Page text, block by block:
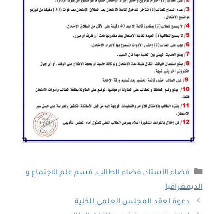
التصنيفات
فضاء الأستاذ,فضاء الطالب,قسم علم الاجتماع و
الديمغرافيا
دعوة لعقد المجلس العلمي للكلية